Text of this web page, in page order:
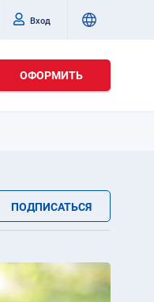
Вход
ОФОРМИТЬ
ПОДПИСАТЬСЯ